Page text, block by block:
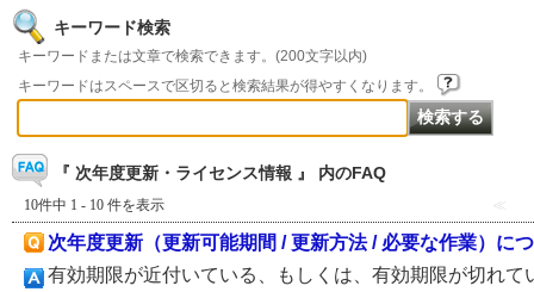
キーワード検索
キーワードまたは文章で検索できます。(200文字以内)
キーワードはスペースで区切ると検索結果が得やすくなります。
『 次年度更新・ライセンス情報 』 内のFAQ
10件中 1 - 10 件を表示 ≪
次年度更新（更新可能期間 / 更新方法 / 必要な作業）に
有効期限が近付いている、もしくは、有効期限が切れ